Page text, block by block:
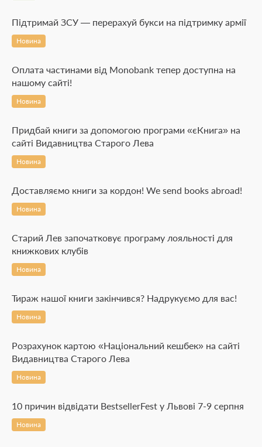
Підтримай ЗСУ — перерахуй букси на підтримку армії
Новина
Оплата частинами від Monobank тепер доступна на
нашому сайті!
Новина
Придбай книги за допомогою програми «єКнига» на
сайті Видавництва Старого Лева
Новина
Доставляємо книги за кордон! We send books abroad!
Новина
Старий Лев започатковує програму лояльності для
книжкових клубів
Новина
Тираж нашої книги закінчився? Надрукуємо для вас!
Новина
Розрахунок картою «Національний кешбек» на сайті
Видавництва Старого Лева
Новина
10 причин відвідати BestsellerFest у Львові 7-9 серпня
Новина